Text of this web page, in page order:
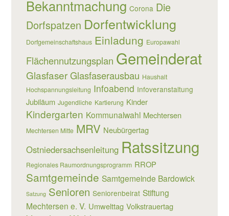
Bekanntmachung Corona Die
Dorfspatzen Dorfentwicklung
Dorfgemeinschaftshaus Einladung Europawahl
Flächennutzungsplan Gemeinderat
Glasfaser Glasfaserausbau Haushalt
Hochspannungsleitung Infoabend Infoveranstaltung
Jubiläum Jugendliche Kartierung Kinder
Kindergarten Kommunalwahl Mechtersen
Mechtersen Mitte MRV Neubürgertag
Ostniedersachsenleitung Ratssitzung
Regionales Raumordnungsprogramm RROP
Samtgemeinde Samtgemeinde Bardowick
Satzung Senioren Seniorenbeirat Stiftung
Mechtersen e. V. Umwelttag Volkstrauertag